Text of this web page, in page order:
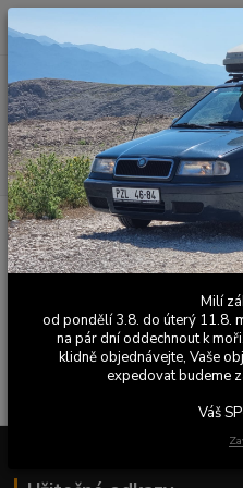
Po - Pá 9:00 - 17:00
Úvod Výfuky Příslušenství
nástavná
Trubka
V této kategorii nebylo
Milí
od pondělí 3.8. do úterý 11.8.
na pár dní oddechnout k
klidně objednávejte, Vaše
expedovat budeme
Váš